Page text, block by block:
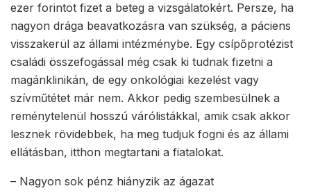
ezer forintot fizet a beteg a vizsgálatokért. Persze, ha
nagyon drága beavatkozásra van szükség, a páciens
visszakerül az állami intézménybe. Egy csípőprotézist
családi összefogással még csak ki tudnak fizetni a
magánklinikán, de egy onkológiai kezelést vagy
szívműtétet már nem. Akkor pedig szembesülnek a
reménytelenül hosszú várólistákkal, amik csak akkor
lesznek rövidebbek, ha meg tudjuk fogni és az állami
ellátásban, itthon megtartani a fiatalokat.
– Nagyon sok pénz hiányzik az ágazat